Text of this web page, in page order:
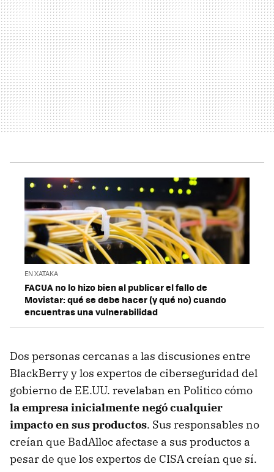
EN XATAKA
FACUA no lo hizo bien al publicar el fallo de
Movistar: qué se debe hacer (y qué no) cuando
encuentras una vulnerabilidad
Dos personas cercanas a las discusiones entre
BlackBerry y los expertos de ciberseguridad del
gobierno de EE.UU. revelaban en Politico cómo
la empresa inicialmente negó cualquier
impacto en sus productos. Sus responsables no
creían que BadAlloc afectase a sus productos a
pesar de que los expertos de CISA creían que sí.